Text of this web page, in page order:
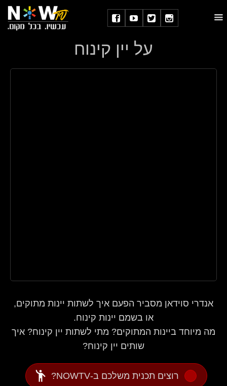
על יין קינוח
אנדרי סוידאן מסביר הפעם איך לשתות יינות מתוקים,
או בשמם יינות קינוח.
מה מיוחד ביינות המתוקים? מתי לשתות יין קינוח? איך
שותים יין קינוח?
רוצים תכנית משלכם ב-NOWTV? emoji_people